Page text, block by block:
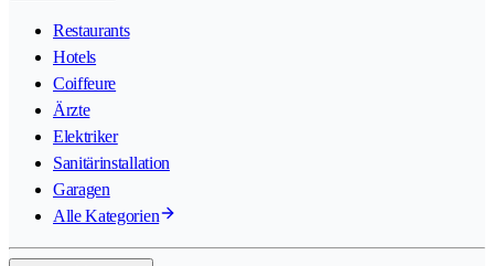
Restaurants
Hotels
Coiffeure
Ärzte
Elektriker
Sanitärinstallation
Garagen
Alle Kategorien